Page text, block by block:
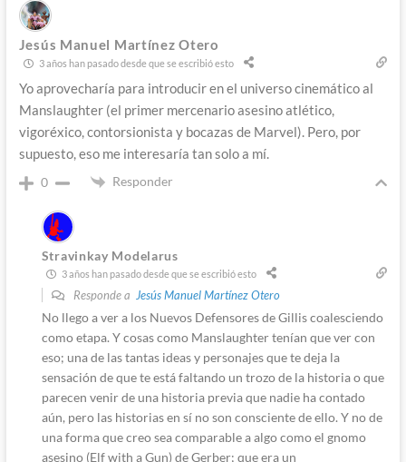
Jesús Manuel Martínez Otero
3 años han pasado desde que se escribió esto
Yo aprovecharía para introducir en el universo cinemático al
Manslaughter (el primer mercenario asesino atlético,
vigoréxico, contorsionista y bocazas de Marvel). Pero, por
supuesto, eso me interesaría tan solo a mí.
0 Responder
Stravinkay Modelarus
3 años han pasado desde que se escribió esto
Responde a Jesús Manuel Martínez Otero
No llego a ver a los Nuevos Defensores de Gillis coalesciendo
como etapa. Y cosas como Manslaughter tenían que ver con
eso; una de las tantas ideas y personajes que te deja la
sensación de que te está faltando un trozo de la historia o que
parecen venir de una historia previa que nadie ha contado
aún, pero las historias en sí no son consciente de ello. Y no de
una forma que creo sea comparable a algo como el gnomo
asesino (Elf with a Gun) de Gerber; que era un